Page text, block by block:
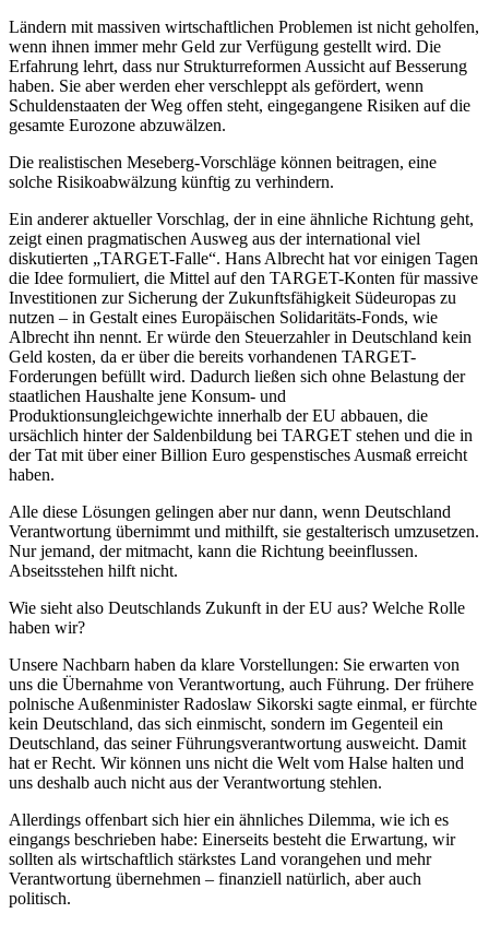
Ländern mit massiven wirtschaftlichen Problemen ist nicht geholfen,
wenn ihnen immer mehr Geld zur Verfügung gestellt wird. Die
Erfahrung lehrt, dass nur Strukturreformen Aussicht auf Besserung
haben. Sie aber werden eher verschleppt als gefördert, wenn
Schuldenstaaten der Weg offen steht, eingegangene Risiken auf die
gesamte Eurozone abzuwälzen.
Die realistischen Meseberg-Vorschläge können beitragen, eine
solche Risikoabwälzung künftig zu verhindern.
Ein anderer aktueller Vorschlag, der in eine ähnliche Richtung geht,
zeigt einen pragmatischen Ausweg aus der international viel
diskutierten „TARGET-Falle“. Hans Albrecht hat vor einigen Tagen
die Idee formuliert, die Mittel auf den TARGET-Konten für massive
Investitionen zur Sicherung der Zukunftsfähigkeit Südeuropas zu
nutzen – in Gestalt eines Europäischen Solidaritäts-Fonds, wie
Albrecht ihn nennt. Er würde den Steuerzahler in Deutschland kein
Geld kosten, da er über die bereits vorhandenen TARGET-
Forderungen befüllt wird. Dadurch ließen sich ohne Belastung der
staatlichen Haushalte jene Konsum- und
Produktionsungleichgewichte innerhalb der EU abbauen, die
ursächlich hinter der Saldenbildung bei TARGET stehen und die in
der Tat mit über einer Billion Euro gespenstisches Ausmaß erreicht
haben.
Alle diese Lösungen gelingen aber nur dann, wenn Deutschland
Verantwortung übernimmt und mithilft, sie gestalterisch umzusetzen.
Nur jemand, der mitmacht, kann die Richtung beeinflussen.
Abseitsstehen hilft nicht.
Wie sieht also Deutschlands Zukunft in der EU aus? Welche Rolle
haben wir?
Unsere Nachbarn haben da klare Vorstellungen: Sie erwarten von
uns die Übernahme von Verantwortung, auch Führung. Der frühere
polnische Außenminister Radoslaw Sikorski sagte einmal, er fürchte
kein Deutschland, das sich einmischt, sondern im Gegenteil ein
Deutschland, das seiner Führungsverantwortung ausweicht. Damit
hat er Recht. Wir können uns nicht die Welt vom Halse halten und
uns deshalb auch nicht aus der Verantwortung stehlen.
Allerdings offenbart sich hier ein ähnliches Dilemma, wie ich es
eingangs beschrieben habe: Einerseits besteht die Erwartung, wir
sollten als wirtschaftlich stärkstes Land vorangehen und mehr
Verantwortung übernehmen – finanziell natürlich, aber auch
politisch.